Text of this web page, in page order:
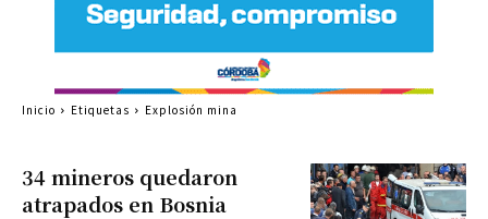
34 mineros quedaron
atrapados en Bosnia
Inicio Etiquetas Explosión mina